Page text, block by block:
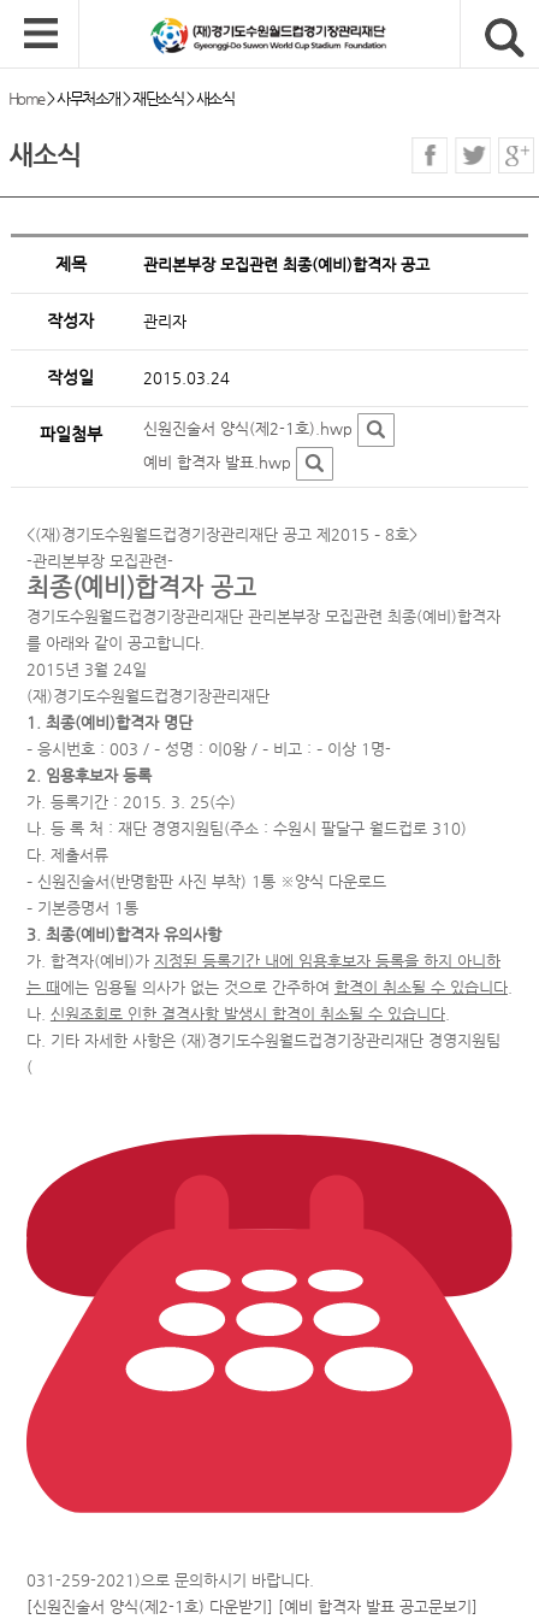
Home>사무처소개 >재단소식>새소식
새소식
제목 관리본부장 모집관련 최종(예비)합격자 공고
작성자 관리자
작성일 2015.03.24
파일첨부
신원진술서 양식(제2-1호).hwp
예비 합격자 발표.hwp
<(재)경기도수원월드컵경기장관리재단 공고 제2015 – 8호>
-관리본부장 모집관련-
최종(예비)합격자 공고
경기도수원월드컵경기장관리재단 관리본부장 모집관련 최종(예비)합격자
를 아래와 같이 공고합니다.
2015년 3월 24일
(재)경기도수원월드컵경기장관리재단
1. 최종(예비)합격자 명단
– 응시번호 : 003 / – 성명 : 이0왕 / – 비고 : – 이상 1명-
2. 임용후보자 등록
가. 등록기간 : 2015. 3. 25(수)
나. 등 록 처 : 재단 경영지원팀(주소 : 수원시 팔달구 월드컵로 310)
다. 제출서류
– 신원진술서(반명함판 사진 부착) 1통 ※양식 다운로드
– 기본증명서 1통
3. 최종(예비)합격자 유의사항
가. 합격자(예비)가 지정된 등록기간 내에 임용후보자 등록을 하지 아니 하
는 때에는 임용될 의사가 없는 것으로 간주하여 합격이 취소될 수 있습니다.
나. 신원조회로 인한 결격사항 발생시 합격이 취소될 수 있습니다.
다. 기타 자세한 사항은 (재)경기도수원월드컵경기장관리재단 경영지원팀
(
031-259-2021)으로 문의하시기 바랍니다.
[신원진술서 양식(제2-1호) 다운받기] [예비 합격자 발표 공고문보기]